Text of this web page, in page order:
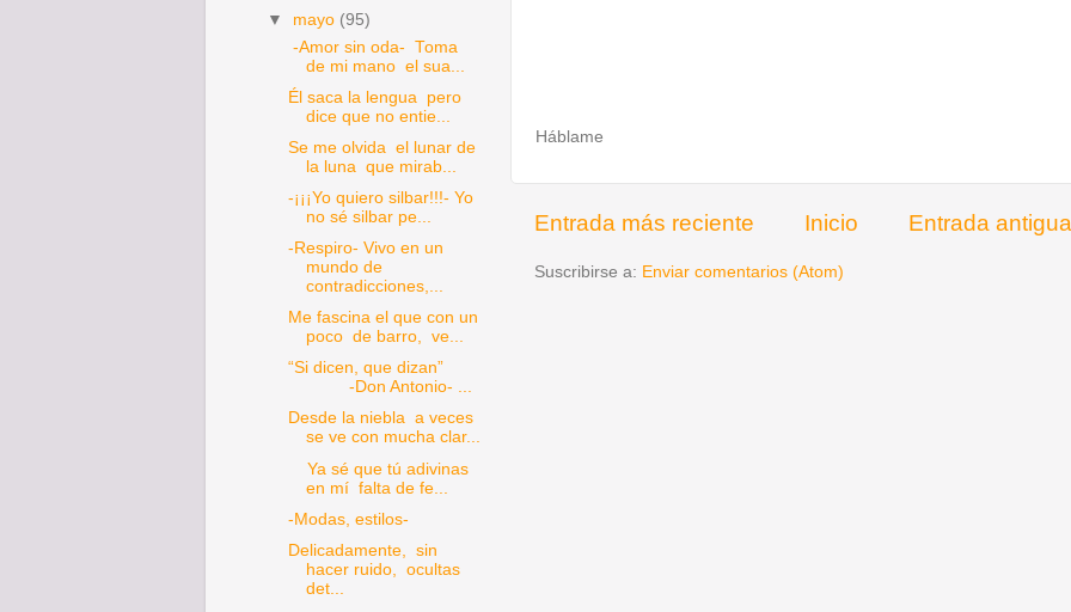
Háblame
Entrada más reciente Entrada antigua
Inicio
Suscribirse a: Enviar comentarios (Atom)
▼ mayo (95)
-Amor sin oda- Toma
de mi mano el sua...
Él saca la lengua pero
dice que no entie...
Se me olvida el lunar de
la luna que mirab...
-¡¡¡Yo quiero silbar!!!- Yo
no sé silbar pe...
-Respiro- Vivo en un
mundo de
contradicciones,...
Me fascina el que con un
poco de barro, ve...
“Si dicen, que dizan”
-Don Antonio- ...
Desde la niebla a veces
se ve con mucha clar...
Ya sé que tú adivinas
en mí falta de fe...
-Modas, estilos-
Delicadamente, sin
hacer ruido, ocultas
det...